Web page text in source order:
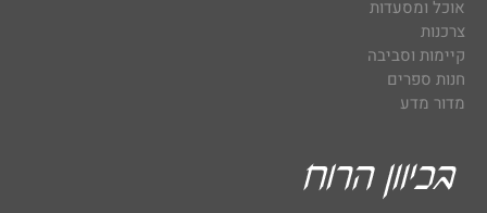
אוכל ומסעדות
צרכנות
קיימות וסביבה
חנות ספרים
מדור מדע